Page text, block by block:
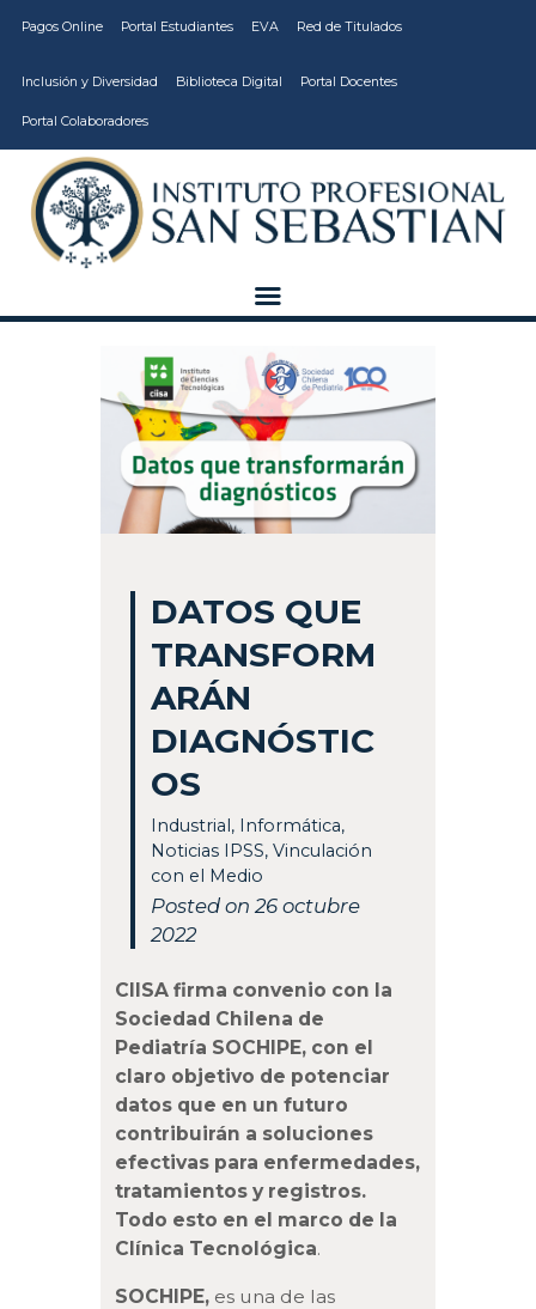
Pagos Online Portal Estudiantes EVA Red de Titulados
Inclusión y Diversidad Biblioteca Digital Portal Docentes
Portal Colaboradores
CARRERAS
VIDA ESTUDIANTIL
INSTITUCIÓN
VCM
EDUCACIÓN
CONTINUA
DATOS QUE
TRANSFORM
ARÁN
DIAGNÓSTIC
OS
Industrial, Informática,
Noticias IPSS,Vinculación
con el Medio
Posted on 26 octubre
2022
CIISA firma convenio con la
Sociedad Chilena de
Pediatría SOCHIPE, con el
claro objetivo de potenciar
datos que en un futuro
contribuirán a soluciones
efectivas para enfermedades,
tratamientos y registros.
Todo esto en el marco de la
Clínica Tecnológica.
SOCHIPE, es una de las